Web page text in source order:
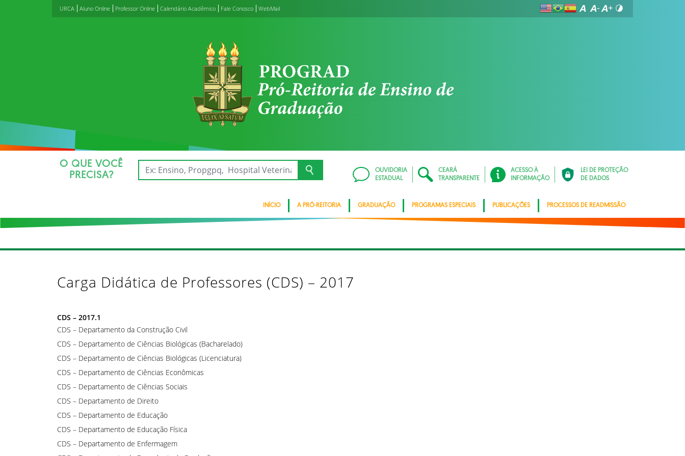
URCA Aluno Online Professor Online Calendário Acadêmico Fale Conosco WebMail
O QUE VOCÊ
PRECISA?
OUVIDORIA
ESTADUAL
CEARÁ
TRANSPARENTE
ACESSO À
INFORMAÇÃO
LEI DE PROTEÇÃO
DE DADOS
INÍCIO A PRÓ-REITORIA GRADUAÇÃO PROGRAMAS ESPECIAIS PUBLICAÇÕES PROCESSOS DE READMISSÃO
Carga Didática de Professores (CDS) – 2017
CDS – 2017.1
CDS – Departamento da Construção Civil
CDS – Departamento de Ciências Biológicas (Bacharelado)
CDS – Departamento de Ciências Biológicas (Licenciatura)
CDS – Departamento de Ciências Econômicas
CDS – Departamento de Ciências Sociais
CDS – Departamento de Direito
CDS – Departamento de Educação
CDS – Departamento de Educação Física
CDS – Departamento de Enfermagem